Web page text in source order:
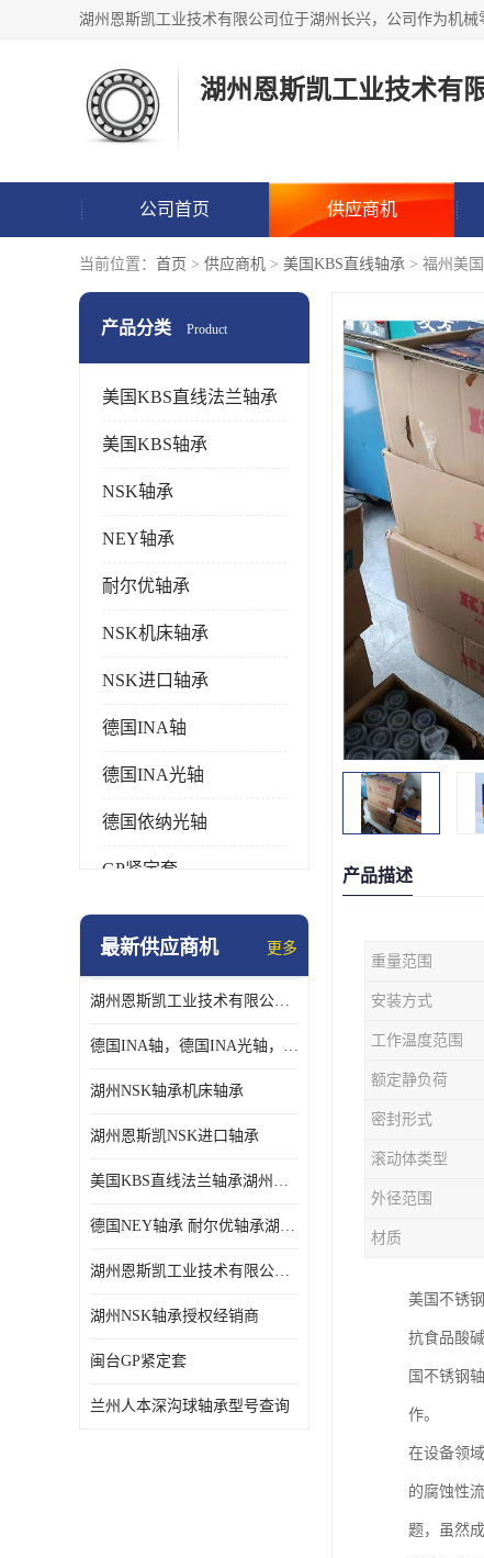
湖州恩斯凯工业技术有
公司首页 供应商机
当前位置： 首页 > 供应商机 > 美国KBS直线轴承 > 福州美
产品分类 Product
美国KBS直线法兰轴承
美国KBS轴承
NSK轴承
NEY轴承
耐尔优轴承
NSK机床轴承
NSK进口轴承
德国INA轴
德国INA光轴
德国依纳光轴
GP紧定套
SKF轴承
日本NSK进口轴承
德国INA进口轴承
最新供应商机 更多
湖州恩斯凯工业技术有限公司 湖州NSK轴承
德国INA轴，德国INA光轴，德国依纳光轴
湖州NSK轴承机床轴承
湖州恩斯凯NSK进口轴承
美国KBS直线法兰轴承湖州KBS轴承
德国NEY轴承 耐尔优轴承湖州代理商
湖州恩斯凯工业技术有限公司NSK轴承*经销商
湖州NSK轴承授权经销商
闽台GP紧定套
兰州人本深沟球轴承型号查询
产品描述
重量范围
安装方式
工作温度范围
额定静负荷
密封形式
滚动体类型
外径范围
材质
美国不锈
抗食品酸
国不锈钢
作。
在设备领
的腐蚀性
题，虽然